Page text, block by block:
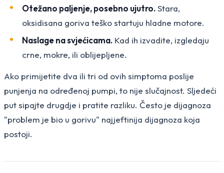
Otežano paljenje, posebno ujutro.Stara,
oksidisana goriva teško startuju hladne motore.
Naslage na svjećicama. Kad ih izvadite, izgledaju
crne, mokre, ili oblijepljene.
Ako primijetite dva ili tri od ovih simptoma poslije
punjenja na određenoj pumpi, to nije slučajnost. Sljedeći
put sipajte drugdje i pratite razliku. Često je dijagnoza
"problem je bio u gorivu" najjeftinija dijagnoza koja
postoji.